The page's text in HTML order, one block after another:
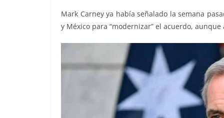
Mark Carney ya había señalado la semana
y México para “modernizar” el acuerdo,